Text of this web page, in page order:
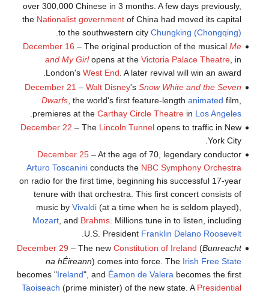
over 300,000 Chinese in 3 months. A few days previously,
the Nationalist governmentof China had moved its capital
to the southwestern city Chungking (Chongqing)
December 16 – The original production of the musical Me
and My Girlopens at the Victoria Palace Theatre, in
London's West End . A later revival will win an award.
December 21 – Walt Disney's Snow White and the Seven
Dwarfs, the world's first feature-length animated film,
premieres at the Carthay Circle Theatrein Los Angeles
December 22 – The Lincoln Tunnelopens to traffic in New
York City.
December 25– At the age of 70, legendary conductor
Arturo Toscaniniconducts the NBC Symphony Orchestra
on radio for the first time, beginning his successful 17-year
tenure with that orchestra. This first concert consists of
music by Vivaldi(at a time when he is seldom played),
Mozart, and Brahms. Millions tune in to listen, including
U.S. President Franklin Delano Roosevelt
.
December 29 – The new Constitution of Ireland (Bunreacht
na hÉireann) comes into force. The Irish Free State
becomes "Ireland", and Éamon de Valera becomes the first
Taoiseach (prime minister) of the new state. A Presidential